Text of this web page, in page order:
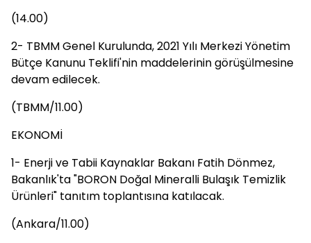
(14.00)
2- TBMM Genel Kurulunda, 2021 Yılı Merkezi Yönetim
Bütçe Kanunu Teklifi'nin maddelerinin görüşülmesine
devam edilecek.
(TBMM/11.00)
EKONOMİ
1- Enerji ve Tabii Kaynaklar Bakanı Fatih Dönmez,
Bakanlık'ta "BORON Doğal Mineralli Bulaşık Temizlik
Ürünleri" tanıtım toplantısına katılacak.
(Ankara/11.00)